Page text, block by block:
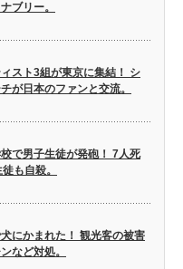
ブリー。
スト3組が東京に集結！ シ
が日本のファンと交流。
校で男子生徒が発砲！ 7人死
も自殺。
にかまれた！ 観光客の被害
など対処。